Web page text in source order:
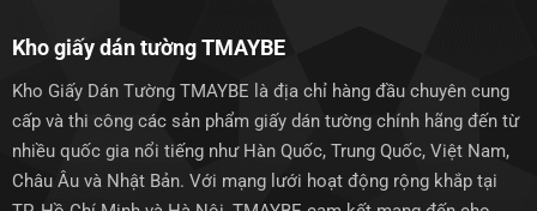
Kho giấy dán tường TMAYBE
Kho Giấy Dán Tường TMAYBE là địa chỉ hàng đầu chuyên cung
cấp và thi công các sản phẩm giấy dán tường chính hãng đến từ
nhiều quốc gia nổi tiếng như Hàn Quốc, Trung Quốc, Việt Nam,
Châu Âu và Nhật Bản. Với mạng lưới hoạt động rộng khắp tại